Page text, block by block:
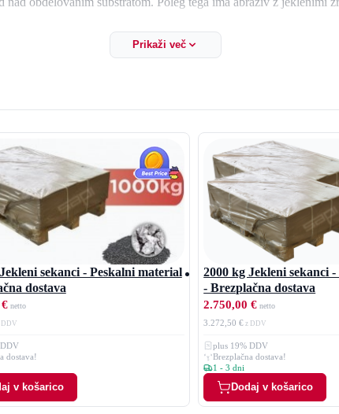
Z veseljem vam bomo pripravili ponudbo za količino, ki jo
Prikaži več
sekanci - Peskalni material
dostava
dostava!
v košarico
2000 kg Jekleni sekanci
- Brezplačna dostava
3.272,50 €
2.750,00 €
plus 19% DDV
Brezplačna dostava!
1 - 3 dni
Dodaj v košarico